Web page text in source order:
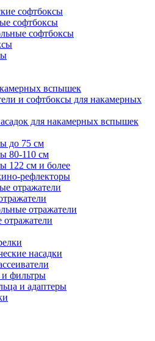
софтбоксы
софтбоксы
софтбоксы
вспышек
и софтбоксы для накамерных
для накамерных вспышек
до 75 см
80-110 см
122 см и более
рефлекторы
отражатели
отражатели
насадки
фильтры
и адаптеры